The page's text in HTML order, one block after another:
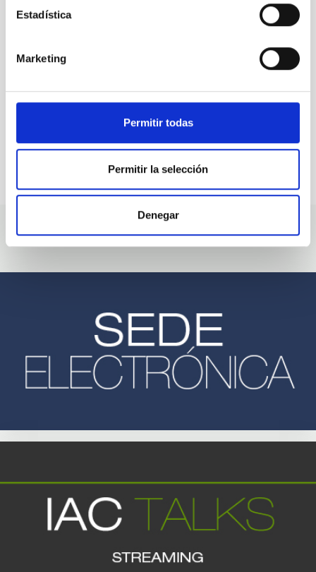
Estadística
Marketing
Permitir todas
Permitir la selección
Denegar
Desde el IAC siempre
estamos buscando gente